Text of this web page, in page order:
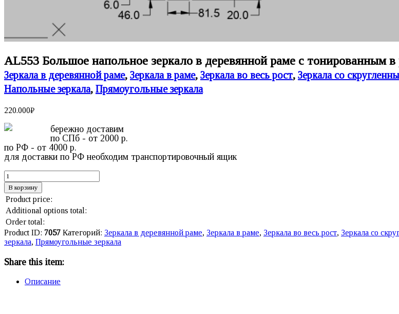
AL553 Большое напольное зеркало в деревянной раме с тонированным
Зеркала в деревянной раме, Зеркала в раме, Зеркала во весь рост, Зеркала со
Напольные зеркала, Прямоугольные зеркала
220.000₽
бережно доставим
по СПб - от 2000 р.
по РФ - от 4000 р.
для доставки по РФ необходим транспортировочный ящик
В корзину
Product price:
Additional options total:
Order total:
Product ID: 7057 Категорий: Зеркала в деревянной раме, Зеркала в раме, Зеркала во весь рост, Зеркала со
зеркала, Прямоугольные зеркала
Share this item:
Описание